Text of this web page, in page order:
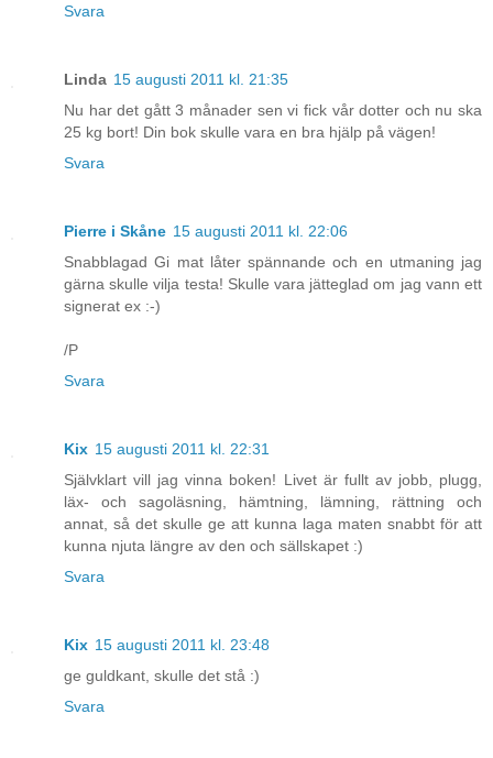
Svara
Linda 15 augusti 2011 kl. 21:35
Nu har det gått 3 månader sen vi fick vår dotter och nu ska
25 kg bort! Din bok skulle vara en bra hjälp på vägen!
Svara
Pierre i Skåne 15 augusti 2011 kl. 22:06
Snabblagad Gi mat låter spännande och en utmaning jag
gärna skulle vilja testa! Skulle vara jätteglad om jag vann ett
signerat ex :-)
/P
Svara
Kix 15 augusti 2011 kl. 22:31
Självklart vill jag vinna boken! Livet är fullt av jobb, plugg,
läx- och sagoläsning, hämtning, lämning, rättning och
annat, så det skulle ge att kunna laga maten snabbt för att
kunna njuta längre av den och sällskapet :)
Svara
Kix 15 augusti 2011 kl. 23:48
ge guldkant, skulle det stå :)
Svara